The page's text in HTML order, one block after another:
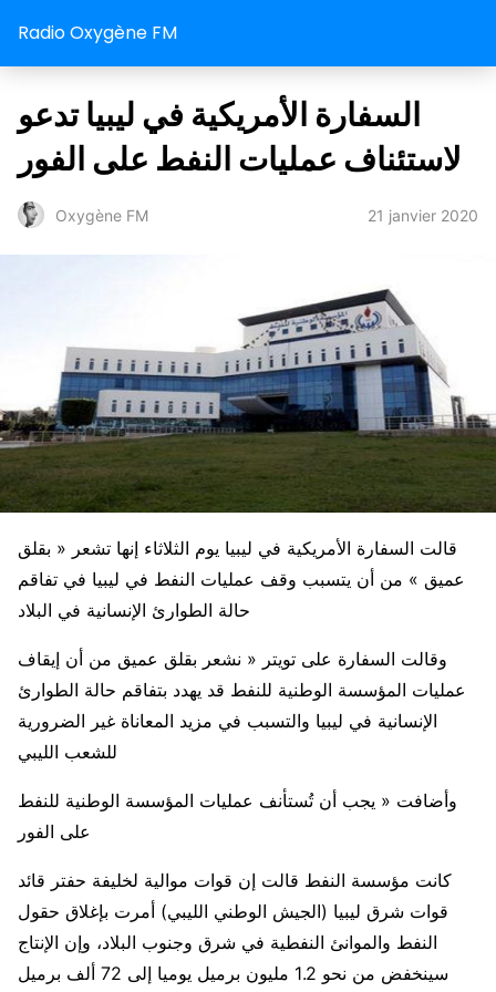
Radio Oxygène FM
السفارة الأمريكية في ليبيا تدعو
لاستئناف عمليات النفط على الفور
Oxygène FM 21 janvier 2020
قالت السفارة الأمريكية في ليبيا يوم الثلاثاء إنها تشعر « بقلق
عميق » من أن يتسبب وقف عمليات النفط في ليبيا في تفاقم
حالة الطوارئ الإنسانية في البلاد
وقالت السفارة على تويتر « نشعر بقلق عميق من أن إيقاف
عمليات المؤسسة الوطنية للنفط قد يهدد بتفاقم حالة الطوارئ
الإنسانية في ليبيا والتسبب في مزيد المعاناة غير الضرورية
للشعب الليبي
وأضافت « يجب أن تُستأنف عمليات المؤسسة الوطنية للنفط
على الفور
كانت مؤسسة النفط قالت إن قوات موالية لخليفة حفتر قائد
قوات شرق ليبيا (الجيش الوطني الليبي) أمرت بإغلاق حقول
النفط والموانئ النفطية في شرق وجنوب البلاد، وإن الإنتاج
سينخفض من نحو 1.2 مليون برميل يوميا إلى 72 ألف برميل